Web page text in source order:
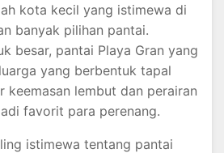
kota kecil yang istimewa di
banyak pilihan pantai.
besar, pantai Playa Gran yang
yang berbentuk tapal
keemasan lembut dan perairan
favorit para perenang.
istimewa tentang pantai